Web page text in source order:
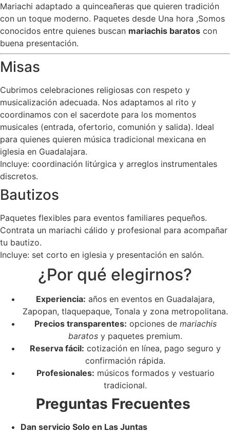
Mariachi adaptado a quinceañeras que quieren tradición
con un toque moderno. Paquetes desde Una hora ,Somos
conocidos entre quienes buscan mariachis baratos con
buena presentación.
Misas
Cubrimos celebraciones religiosas con respeto y
musicalización adecuada. Nos adaptamos al rito y
coordinamos con el sacerdote para los momentos
musicales (entrada, ofertorio, comunión y salida). Ideal
para quienes quieren música tradicional mexicana en
iglesia en Guadalajara.
Incluye: coordinación litúrgica y arreglos instrumentales
discretos.
Bautizos
Paquetes flexibles para eventos familiares pequeños.
Contrata un mariachi cálido y profesional para acompañar
tu bautizo.
Incluye: set corto en iglesia y presentación en salón.
¿Por qué elegirnos?
Experiencia: años en eventos en Guadalajara,
Zapopan, tlaquepaque, Tonala y zona metropolitana.
Precios transparentes: opciones de mariachis
baratos y paquetes premium.
Reserva fácil: cotización en línea, pago seguro y
confirmación rápida.
Profesionales: músicos formados y vestuario
tradicional.
Preguntas Frecuentes
Dan servicio Solo en Las Juntas